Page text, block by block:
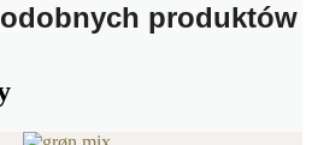
produktów